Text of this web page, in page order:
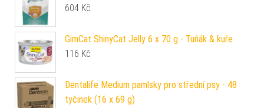
604 Kč
GimCat ShinyCat Jelly 6 x 70 g - Tuňák & kuře
116 Kč
Dentalife Medium pamlsky pro střední psy - 48
tyčinek (16 x 69 g)